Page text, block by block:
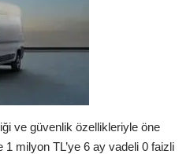
ve güvenlik özellikleriyle öne
1 milyon TL’ye 6 ay vadeli 0 faizli